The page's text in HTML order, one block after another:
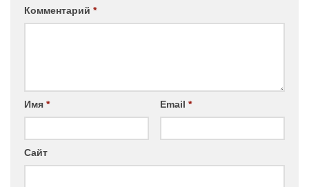
Комментарий *
Имя * Email *
Сайт